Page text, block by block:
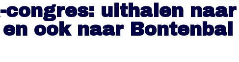
congres: uithalen naar
ook naar Bontenbal